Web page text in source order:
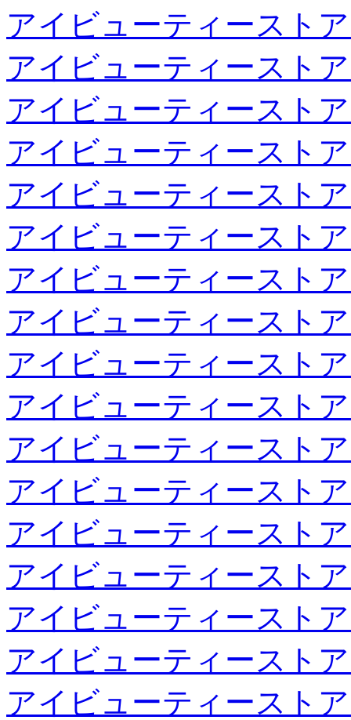
アイビューティースト
アイビューティースト
アイビューティースト
アイビューティースト
アイビューティースト
アイビューティースト
アイビューティースト
アイビューティースト
アイビューティースト
アイビューティースト
アイビューティースト
アイビューティースト
アイビューティースト
アイビューティースト
アイビューティースト
アイビューティースト
アイビューティースト